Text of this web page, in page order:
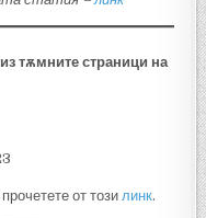
тѫмните страници на
от този линк.